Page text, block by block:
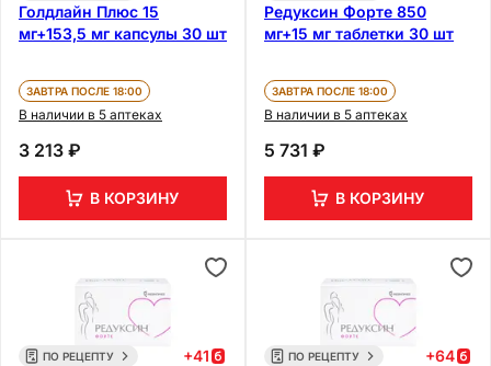
Голдлайн Плюс 15
мг+153,5 мг капсулы 30 шт
ЗАВТРА ПОСЛЕ 18:00
В наличии в 5 аптеках
3 213 ₽
В КОРЗИНУ
Редуксин Форте 850
мг+15 мг таблетки 30 шт
ЗАВТРА ПОСЛЕ 18:00
В наличии в 5 аптеках
5 731 ₽
В КОРЗИНУ
ПО РЕЦЕПТУ +41
ПО РЕЦЕПТУ +64